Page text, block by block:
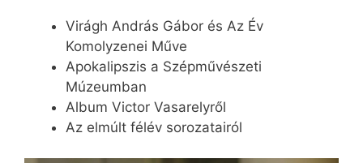
Virágh András Gábor és Az Év
Komolyzenei Műve
Apokalipszis a Szépművészeti
Múzeumban
Album Victor Vasarelyről
Az elmúlt félév sorozatairól